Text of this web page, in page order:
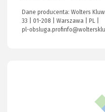
Dane producenta: Wolters
33 | 01-208 | Warszawa | PL |
pl-